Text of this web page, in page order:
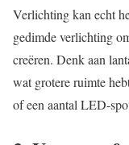
Verlichting kan echt
gedimde verlichting
creëren. Denk aan
wat grotere ruimte
of een aantal LED-